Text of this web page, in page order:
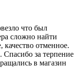
что был
сложно найти
отменное.
за терпение
в магазин